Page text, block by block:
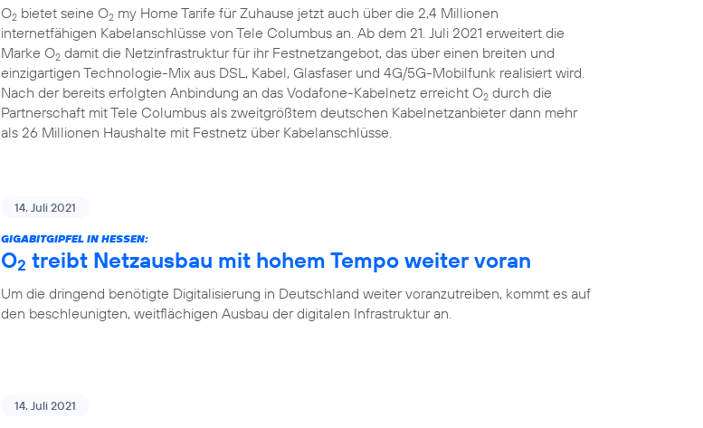
O2 bietet seine O2 my Home Tarife für Zuhause jetzt auch über die 2,4 Millionen
internetfähigen Kabelanschlüsse von Tele Columbus an. Ab dem 21. Juli 2021 erweitert die
Marke O2 damit die Netzinfrastruktur für ihr Festnetzangebot, das über einen breiten und
einzigartigen Technologie-Mix aus DSL, Kabel, Glasfaser und 4G/5G-Mobilfunk realisiert wird.
Nach der bereits erfolgten Anbindung an das Vodafone-Kabelnetz erreicht O2 durch die
Partnerschaft mit Tele Columbus als zweitgrößtem deutschen Kabelnetzanbieter dann mehr
als 26 Millionen Haushalte mit Festnetz über Kabelanschlüsse.
14. Juli 2021
GIGABITGIPFEL IN HESSEN:
O2 treibt Netzausbau mit hohem Tempo weiter voran
Um die dringend benötigte Digitalisierung in Deutschland weiter voranzutreiben, kommt es auf
den beschleunigten, weitflächigen Ausbau der digitalen Infrastruktur an.
14. Juli 2021